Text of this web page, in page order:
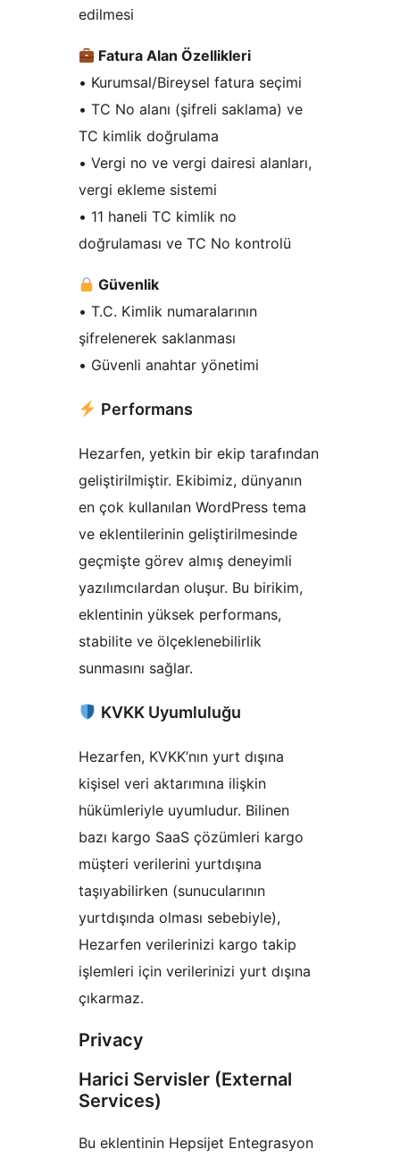
edilmesi
Fatura Alan Özellikleri
• Kurumsal/Bireysel fatura seçimi
• TC No alanı (şifreli saklama) ve
TC kimlik doğrulama
• Vergi no ve vergi dairesi alanları,
vergi ekleme sistemi
• 11 haneli TC kimlik no
doğrulaması ve TC No kontrolü
Güvenlik
• T.C. Kimlik numaralarının
şifrelenerek saklanması
• Güvenli anahtar yönetimi
Performans
Hezarfen, yetkin bir ekip tarafından
geliştirilmiştir. Ekibimiz, dünyanın
en çok kullanılan WordPress tema
ve eklentilerinin geliştirilmesinde
geçmişte görev almış deneyimli
yazılımcılardan oluşur. Bu birikim,
eklentinin yüksek performans,
stabilite ve ölçeklenebilirlik
sunmasını sağlar.
KVKK Uyumluluğu
Hezarfen, KVKK’nın yurt dışına
kişisel veri aktarımına ilişkin
hükümleriyle uyumludur. Bilinen
bazı kargo SaaS çözümleri kargo
müşteri verilerini yurtdışına
taşıyabilirken (sunucularının
yurtdışında olması sebebiyle),
Hezarfen verilerinizi kargo takip
işlemleri için verilerinizi yurt dışına
çıkarmaz.
Privacy
Harici Servisler (External
Services)
Bu eklentinin Hepsijet Entegrasyon